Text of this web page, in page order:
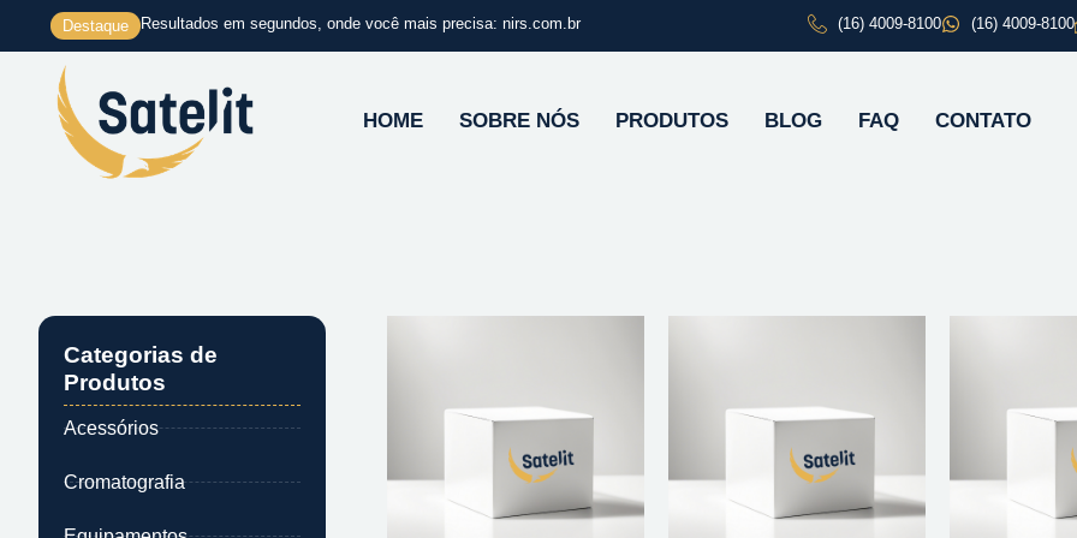
conteúdo
Destaque Resultados em segundos, onde você mais precisa: nirs.com.br (16) 4009-8100 (16) 4009-8100
HOME SOBRE NÓS PRODUTOS BLOG FAQ CONTATO
Categorias de
Produtos
Acessórios
Cromatografia